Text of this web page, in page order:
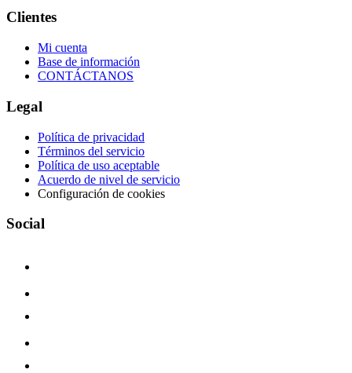
Clientes
Mi cuenta
Base de información
CONTÁCTANOS
Legal
Política de privacidad
Términos del servicio
Política de uso aceptable
Acuerdo de nivel de servicio
Configuración de cookies
Social